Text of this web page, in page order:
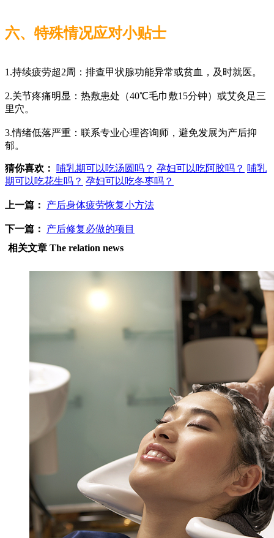
六、特殊情况应对小贴士
1.持续疲劳超2周：排查甲状腺功能异常或贫血，及时就医。
2.关节疼痛明显：热敷患处（40℃毛巾敷15分钟）或艾灸足三
里穴。
3.情绪低落严重：联系专业心理咨询师，避免发展为产后抑
郁。
猜你喜欢： 哺乳期可以吃汤圆吗？ 孕妇可以吃阿胶吗？ 哺乳
期可以吃花生吗？ 孕妇可以吃冬枣吗？
上一篇： 产后身体疲劳恢复小方法
下一篇：
产后修复必做的项目
相关文章 The relation news